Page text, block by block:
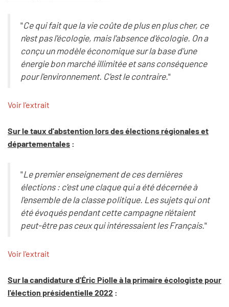
"Ce qui fait que la vie coûte de plus en plus cher, ce
n'est pas l'écologie, mais l'absence d'écologie. On a
conçu un modèle économique sur la base d'une
énergie bon marché illimitée et sans conséquence
pour l'environnement. C'est le contraire."
Voir l'extrait
Sur le taux d'abstention lors des élections régionales et
départementales :
"Le premier enseignement de ces dernières
élections : c'est une claque qui a été décernée à
l'ensemble de la classe politique. Les sujets qui ont
été évoqués pendant cette campagne n'étaient
peut-être pas ceux qui intéressaient les Français."
Voir l'extrait
Sur la candidature d'Éric Piolle à la primaire écologiste pour
l'élection présidentielle 2022 :